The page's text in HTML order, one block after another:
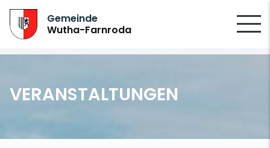
Gemeinde
Wutha-Farnroda
VERANSTALTUNGEN